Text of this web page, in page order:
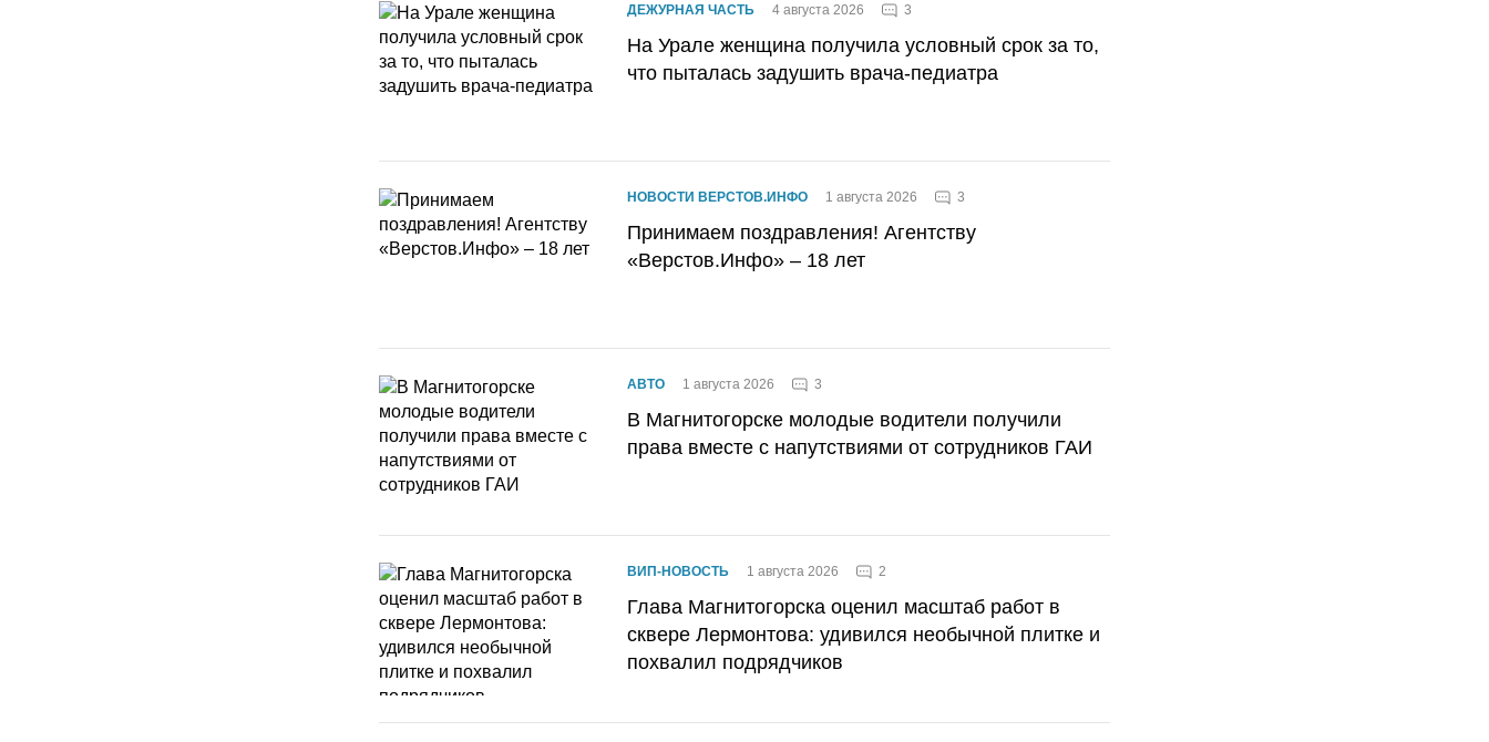
ДЕЖУРНАЯ ЧАСТЬ 4 августа 2026 3
На Урале женщина получила условный срок за то,
что пыталась задушить врача-педиатра
НОВОСТИ ВЕРСТОВ.ИНФО 1 августа 2026 3
Принимаем поздравления! Агентству
«Верстов.Инфо» – 18 лет
АВТО 1 августа 2026 3
В Магнитогорске молодые водители получили
права вместе с напутствиями от сотрудников ГАИ
ВИП-НОВОСТЬ 1 августа 2026 2
Глава Магнитогорска оценил масштаб работ в
сквере Лермонтова: удивился необычной плитке и
похвалил подрядчиков